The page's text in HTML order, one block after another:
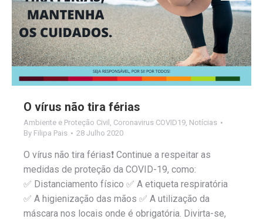
O vírus não tira férias
Ambiente e Proteção Civil , Coronavirus COVID19, Notícias
By Filipa Pais 28 Julho 2020
O vírus não tira férias❗️ Continue a respeitar as
medidas de proteção da COVID-19, como:
✅ Distanciamento físico ✅ A etiqueta respiratória
✅ A higienização das mãos ✅ A utilização da
máscara nos locais onde é obrigatória. Divirta-se,